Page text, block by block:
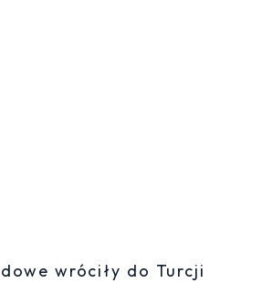
wróciły do Turcji